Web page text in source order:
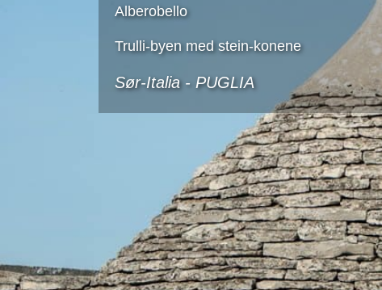
Alberobello
Trulli-byen med stein-konene
Sør-Italia - PUGLIA